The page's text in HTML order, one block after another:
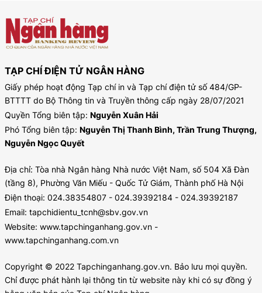
TẠP CHÍ ĐIỆN TỬ NGÂN HÀNG
Giấy phép hoạt động Tạp chí in và Tạp chí điện tử số 484/GP-
BTTTT do Bộ Thông tin và Truyền thông cấp ngày 28/07/2021
Quyền Tổng biên tập: Nguyễn Xuân Hải
Phó Tổng biên tập: Nguyễn Thị Thanh Bình, Trần Trung Thượng,
Nguyễn Ngọc Quyết
Địa chỉ: Tòa nhà Ngân hàng Nhà nước Việt Nam, số 504 Xã Đàn
(tầng 8), Phường Văn Miếu - Quốc Tử Giám, Thành phố Hà Nội
Điện thoại: 024.38354807 - 024.39392184 - 024.39392187
Email: tapchidientu_tcnh@sbv.gov.vn
Website: www.tapchinganhang.gov.vn -
www.tapchinganhang.com.vn
Copyright © 2022 Tapchinganhang.gov.vn. Bảo lưu mọi quyền.
Chỉ được phát hành lại thông tin từ website này khi có sự đồng ý